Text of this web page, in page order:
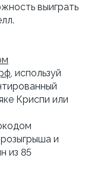
выиграть
, используй
Криспи или
и
из 85